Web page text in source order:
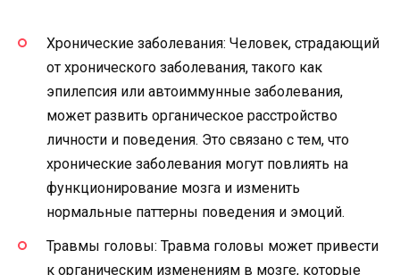
Хронические заболевания: Человек, страдающий
от хронического заболевания, такого как
эпилепсия или автоиммунные заболевания,
может развить органическое расстройство
личности и поведения. Это связано с тем, что
хронические заболевания могут повлиять на
функционирование мозга и изменить
нормальные паттерны поведения и эмоций.
Травмы головы: Травма головы может привести
к органическим изменениям в мозге, которые